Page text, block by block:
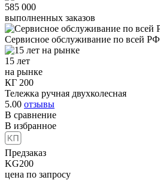
585 000
выполненных заказов
Сервисное обслуживание по всей РФ
15 лет
на рынке
КГ 200
Тележка ручная двухколесная
5.00 отзывы
В сравнение
В избранное
Предзаказ
KG200
цена по запросу